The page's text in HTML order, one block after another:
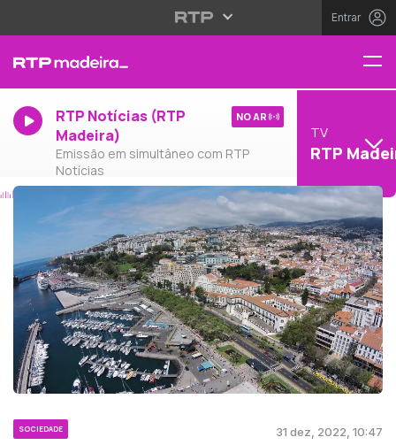
Entrar
RTP Notícias (RTP
Madeira)
Emissão em simultâneo com RTP
Notícias
NO AR
TV
RTP
SOCIEDADE 31 dez, 2022, 10:47